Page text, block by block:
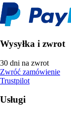
Wysyłka i zwrot
30 dni na zwrot
Zwróć zamówienie
Trustpilot
Usługi